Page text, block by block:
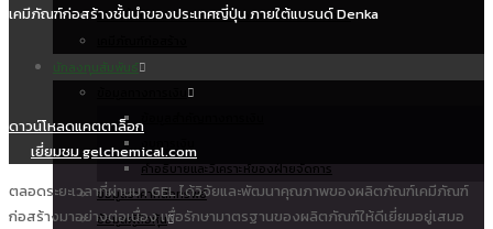
ระบบพื้นไร้คานท้องเรียบแบบกลวงรับแรงสองทาง
นักลงทุนสัมพันธ์
คำอธิบายและวิเคราะห์ของฝ่ายจัดการ
ข้อมูลราคาหลักทรัพย์
ข้อมูลผู้ถือหุ้น
เคมีภัณฑ์ก่อสร้างชั้นนำของประเทศญี่ปุ่น ภายใต้แบรนด์ Denka
ดาวน์โหลดแคตตาล็อก
เยี่ยมชม gelchemical.com
ตลอดระยะเวลาที่ผ่านมา GEL ได้วิจัยและพัฒนาคุณภาพของผลิตภัณฑ์เคมีภัณฑ์
ก่อสร้างมาอย่างต่อเนื่อง เพื่อรักษามาตรฐานของผลิตภัณฑ์ให้ดีเยี่ยมอยู่เสมอ